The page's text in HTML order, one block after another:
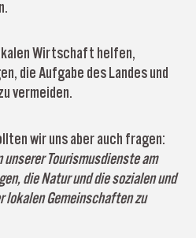
Wirtschaft helfen,
die Aufgabe des Landes und
vermeiden.
wir uns aber auch fragen:
Tourismusdienste am
die Natur und die sozialen und
lokalen Gemeinschaften zu